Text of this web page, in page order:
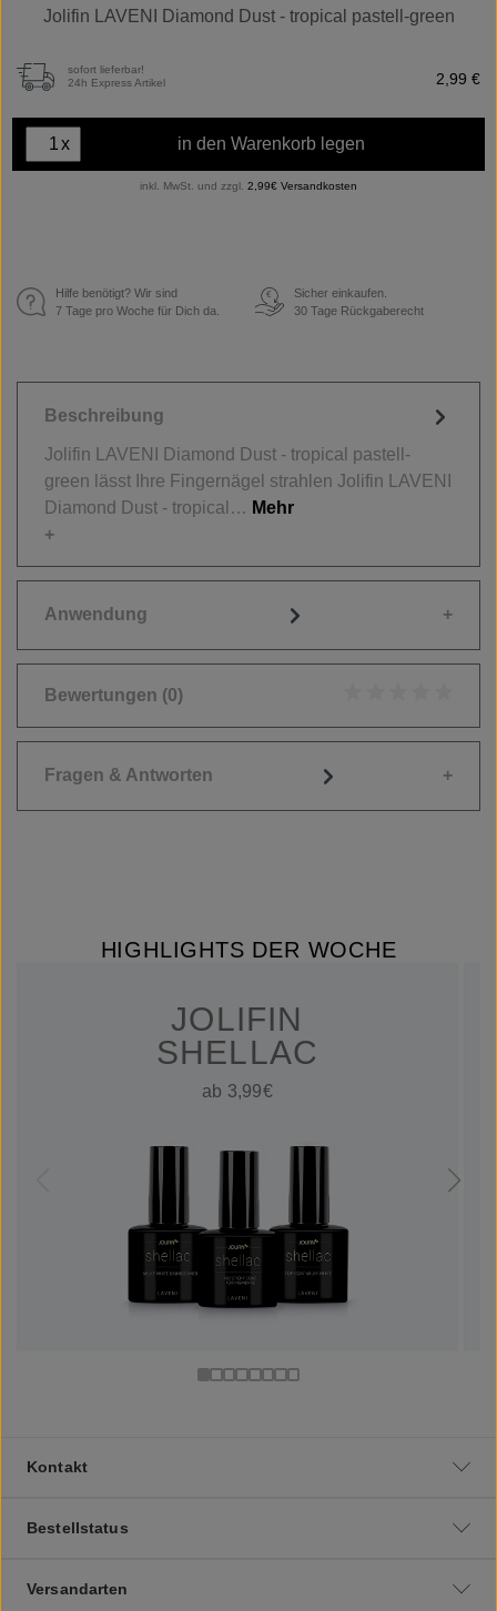
Jolifin LAVENI Diamond Dust - tropical pastell-green
sofort lieferbar!
24h Express Artikel
2,99 €
x in den Warenkorb legen
inkl. MwSt. und zzgl. 2,99€ Versandkosten
Hilfe benötigt? Wir sind
7 Tage pro Woche für Dich da.
€
Sicher einkaufen.
30 Tage Rückgaberecht
Beschreibung
Jolifin LAVENI Diamond Dust - tropical pastell-
green lässt Ihre Fingernägel strahlen Jolifin LAVENI
Diamond Dust - tropical… Mehr
Anwendung
Bewertungen (0)
Fragen & Antworten
HIGHLIGHTS DER WOCHE
JOLIFIN
SHELLAC
ab 3,99€
Kontakt
Bestellstatus
Versandarten